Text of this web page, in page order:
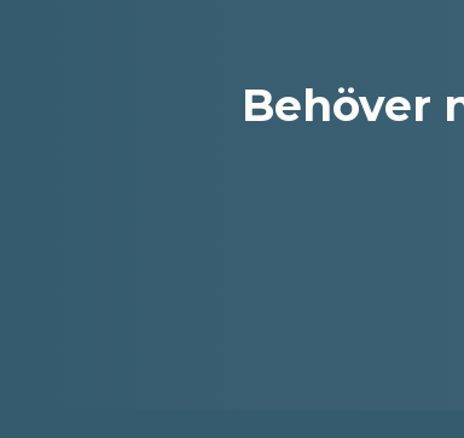
Behöver